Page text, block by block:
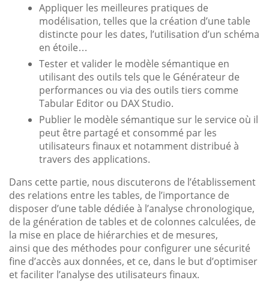
Appliquer les meilleures pratiques de
modélisation, telles que la création d’une table
distincte pour les dates, l’utilisation d’un schéma
en étoile…
Tester et valider le modèle sémantique en
utilisant des outils tels que le Générateur de
performances ou via des outils tiers comme
Tabular Editor ou DAX Studio.
Publier le modèle sémantique sur le service où il
peut être partagé et consommé par les
utilisateurs finaux et notamment distribué à
travers des applications.
Dans cette partie, nous discuterons de l’établissement
des relations entre les tables, de l’importance de
disposer d’une table dédiée à l’analyse chronologique,
de la génération de tables et de colonnes calculées, de
la mise en place de hiérarchies et de mesures,
ainsi que des méthodes pour configurer une sécurité
fine d’accès aux données, et ce, dans le but d’optimiser
et faciliter l’analyse des utilisateurs finaux.